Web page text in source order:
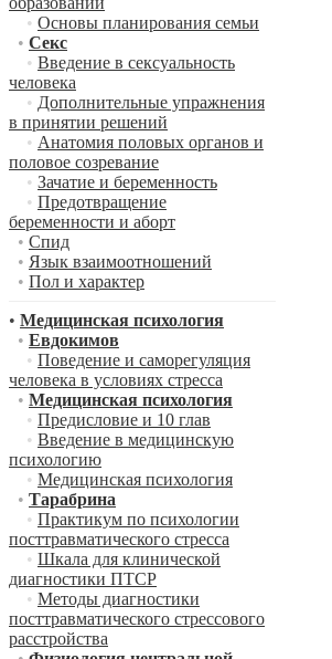
• Основы планирования семьи
• Секс
• Введение в сексуальность
человека
• Дополнительные упражнения
в принятии решений
• Анатомия половых органов и
половое созревание
• Зачатие и беременность
• Предотвращение
беременности и аборт
• Спид
• Язык взаимоотношений
• Пол и характер
• Медицинская психология
• Евдокимов
• Поведение и саморегуляция
человека в условиях стресса
• Медицинская психология
• Предисловие и 10 глав
• Введение в медицинскую
психологию
• Медицинская психология
• Тарабрина
• Практикум по психологии
посттравматического стресса
• Шкала для клинической
диагностики ПТСР
• Методы диагностики
посттравматического стрессового
расстройства